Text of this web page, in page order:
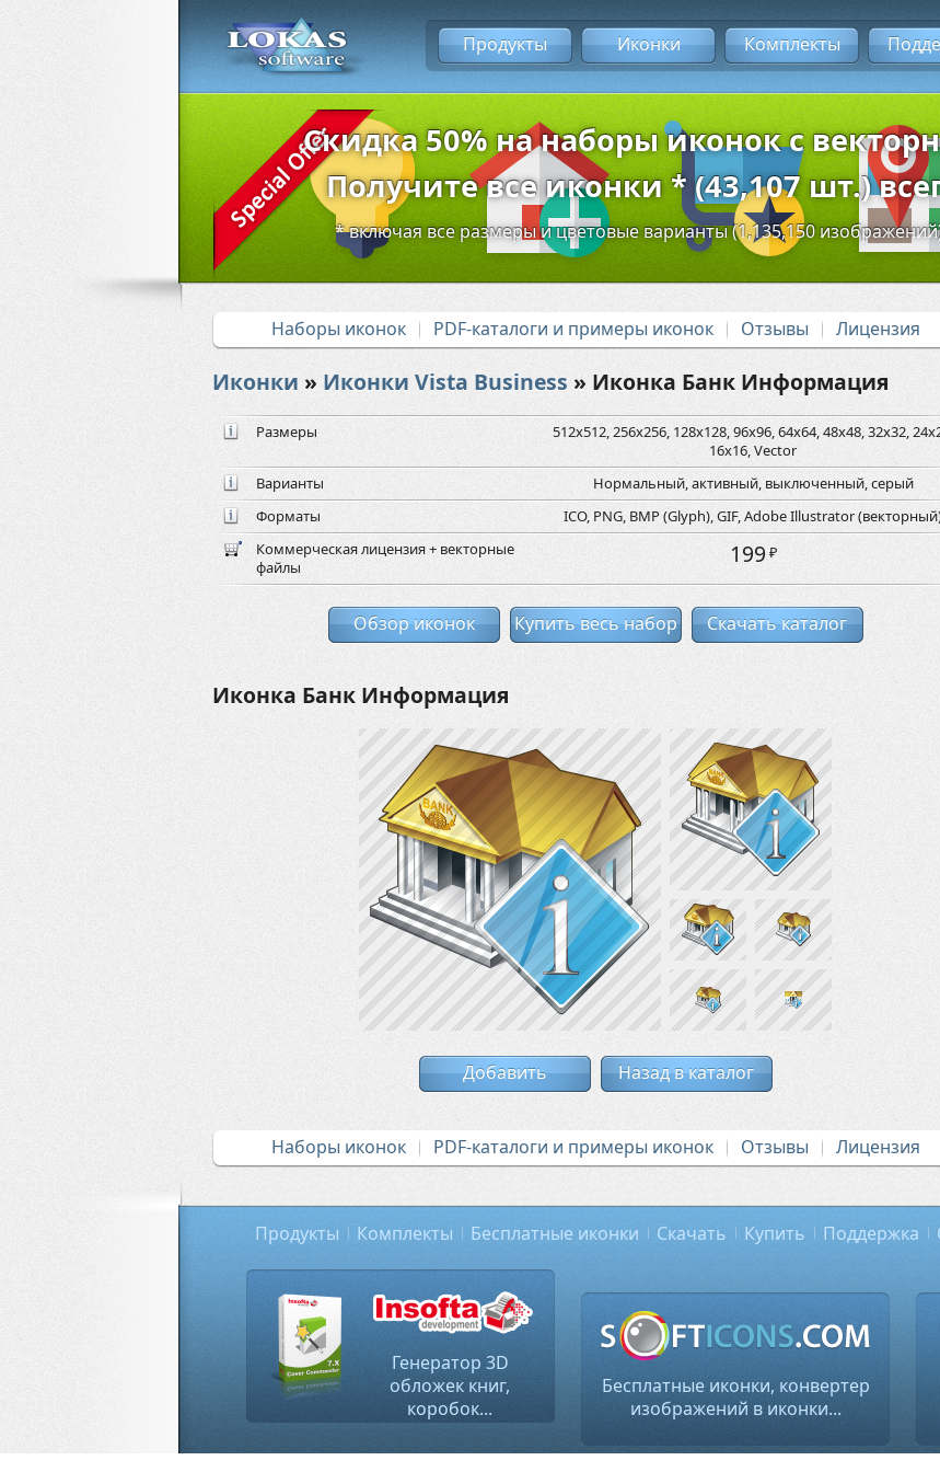
Продукты Иконки Комплекты
Скидка 50% на наборы иконок с
Получите все иконки * (43,107 шт.)
* включая все размеры и цветовые варианты (1,135,150
Наборы иконок PDF-каталоги и примеры иконок Отзывы Лицензия
Иконки » Иконки Vista Business » Иконка Банк Информация
Размеры
512x512, 256x256, 128x128, 96x96, 64x64, 48x48, 32x32,
16x16, Vector
Варианты
Нормальный, активный, выключенный, серый
Форматы
ICO, PNG, BMP (Glyph), GIF, Adobe Illustrator
Коммерческая лицензия + векторные
файлы
199₽
Обзор иконок Купить весь набор Скачать каталог
Иконка Банк Информация
Добавить Назад в каталог
Наборы иконок PDF-каталоги и примеры иконок Отзывы Лицензия
Продукты Комплекты Бесплатные иконки Скачать Купить Поддержка
Генератор 3D
обложек книг,
коробок...
Бесплатные иконки, конвертер
изображений в иконки...